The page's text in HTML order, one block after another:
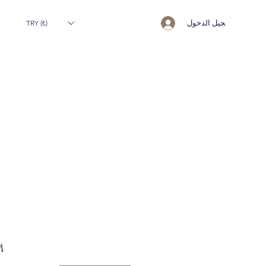
TRY (₺) تسجيل الدخول